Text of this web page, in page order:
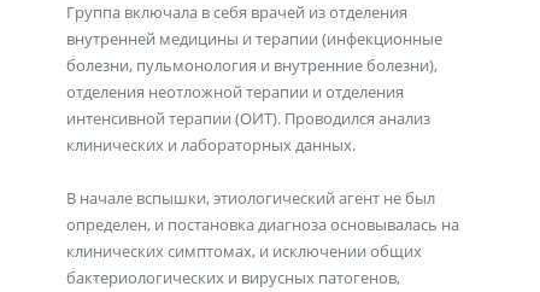
Группа включала в себя врачей из отделения
внутренней медицины и терапии (инфекционные
болезни, пульмонология и внутренние болезни),
отделения неотложной терапии и отделения
интенсивной терапии (ОИТ). Проводился анализ
клинических и лабораторных данных.
В начале вспышки, этиологический агент не был
определен, и постановка диагноза основывалась на
клинических симптомах, и исключении общих
бактериологических и вирусных патогенов,